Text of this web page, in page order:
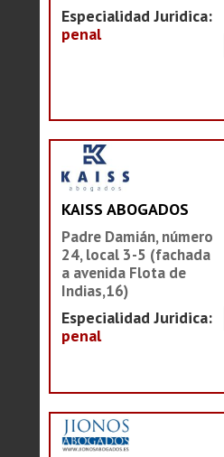
Especialidad Juridica:
penal
KAISS ABOGADOS
Padre Damián, número
24, local 3-5 (fachada
a avenida Flota de
Indias,16)
Especialidad Juridica:
penal